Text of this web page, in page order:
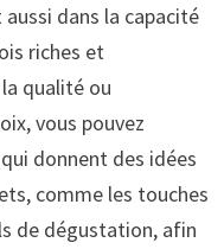
dans la capacité
riches et
qualité ou
vous pouvez
donnent des idées
comme les touches
de dégustation, afin